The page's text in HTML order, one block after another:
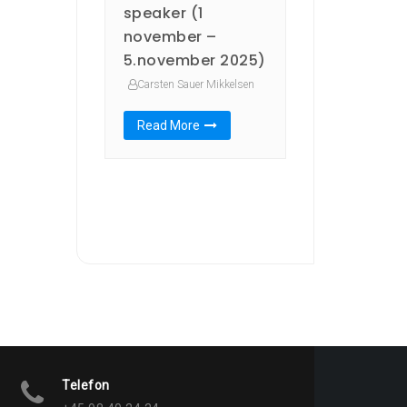
speaker (1
november –
5.november 2025)
Carsten Sauer Mikkelsen
Read More
Telefon